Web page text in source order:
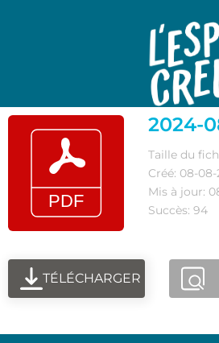
2024-
Taille du
Créé: 08-
Mis à jour:
Succès: 94
TÉLÉCHARGER